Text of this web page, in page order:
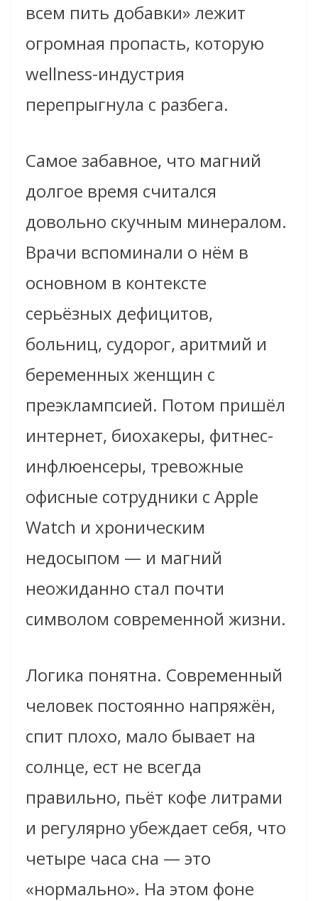
всем пить добавки» лежит
огромная пропасть, которую
wellness-индустрия
перепрыгнула с разбега.
Самое забавное, что магний
долгое время считался
довольно скучным минералом.
Врачи вспоминали о нём в
основном в контексте
серьёзных дефицитов,
больниц, судорог, аритмий и
беременных женщин с
преэклампсией. Потом пришёл
интернет, биохакеры, фитнес-
инфлюенсеры, тревожные
офисные сотрудники с Apple
Watch и хроническим
недосыпом — и магний
неожиданно стал почти
символом современной жизни.
Логика понятна. Современный
человек постоянно напряжён,
спит плохо, мало бывает на
солнце, ест не всегда
правильно, пьёт кофе литрами
и регулярно убеждает себя, что
четыре часа сна — это
«нормально». На этом фоне